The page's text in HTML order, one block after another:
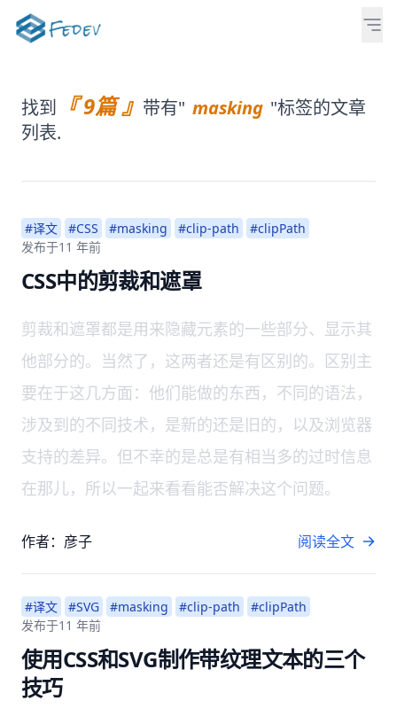
找到 『 9篇 』 带有" masking "标签的文章
列表.
#译文 #CSS #masking #clip-path
#clipPath
发布于11 年前
CSS中的剪裁和遮罩
剪裁和遮罩都是用来隐藏元素的一些部分、显示其
他部分的。当然了，这两者还是有区别的。区别主
要在于这几方面：他们能做的东西，不同的语法，
涉及到的不同技术，是新的还是旧的，以及浏览器
支持的差异。但不幸的是总是有相当多的过时信息
在那儿，所以一起来看看能否解决这个问题。
作者：彦子 阅读全文
#译文 #SVG #masking #clip-path
#clipPath
发布于11 年前
使用CSS和SVG制作带纹理文本的三个
技巧